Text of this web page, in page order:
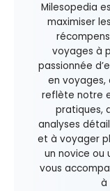
Milesopedia
maximiser
voyages à
passionnée
en voyages,
reflète notre
pratiques,
analyses
et à voyager
un novice ou
vous
à